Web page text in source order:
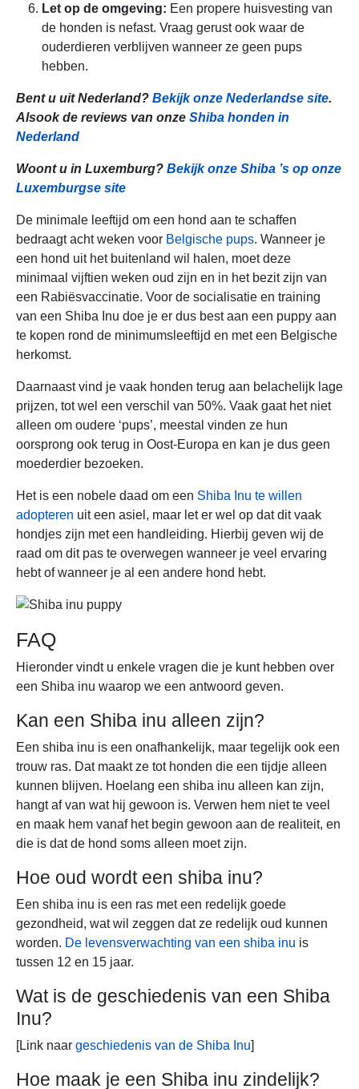
Let op de omgeving: Een propere huisvesting van
de honden is nefast. Vraag gerust ook waar de
ouderdieren verblijven wanneer ze geen pups
hebben.
Bent u uit Nederland? Bekijk onze Nederlandse site.
Alsook de reviews van onze Shiba honden in
Nederland
Woont u in Luxemburg? Bekijk onze Shiba ’s op onze
Luxemburgse site
De minimale leeftijd om een hond aan te schaffen
bedraagt acht weken voor Belgische pups. Wanneer je
een hond uit het buitenland wil halen, moet deze
minimaal vijftien weken oud zijn en in het bezit zijn van
een Rabiësvaccinatie. Voor de socialisatie en training
van een Shiba Inu doe je er dus best aan een puppy aan
te kopen rond de minimumsleeftijd en met een Belgische
herkomst.
Daarnaast vind je vaak honden terug aan belachelijk lage
prijzen, tot wel een verschil van 50%. Vaak gaat het niet
alleen om oudere ‘pups’, meestal vinden ze hun
oorsprong ook terug in Oost-Europa en kan je dus geen
moederdier bezoeken.
Het is een nobele daad om een Shiba Inu te willen
adopteren uit een asiel, maar let er wel op dat dit vaak
hondjes zijn met een handleiding. Hierbij geven wij de
raad om dit pas te overwegen wanneer je veel ervaring
hebt of wanneer je al een andere hond hebt.
FAQ
Hieronder vindt u enkele vragen die je kunt hebben over
een Shiba inu waarop we een antwoord geven.
Kan een Shiba inu alleen zijn?
Een shiba inu is een onafhankelijk, maar tegelijk ook een
trouw ras. Dat maakt ze tot honden die een tijdje alleen
kunnen blijven. Hoelang een shiba inu alleen kan zijn,
hangt af van wat hij gewoon is. Verwen hem niet te veel
en maak hem vanaf het begin gewoon aan de realiteit, en
die is dat de hond soms alleen moet zijn.
Hoe oud wordt een shiba inu?
Een shiba inu is een ras met een redelijk goede
gezondheid, wat wil zeggen dat ze redelijk oud kunnen
worden. De levensverwachting van een shiba inu is
tussen 12 en 15 jaar.
Wat is de geschiedenis van een Shiba
Inu?
[Link naar geschiedenis van de Shiba Inu]
Hoe maak je een Shiba inu zindelijk?